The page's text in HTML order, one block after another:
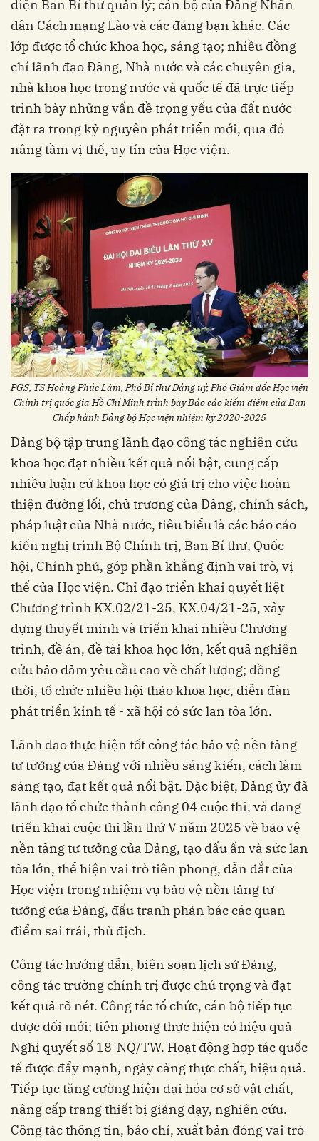
diện Ban Bí thư quản lý; cán bộ của Đảng Nhân
dân Cách mạng Lào và các đảng bạn khác. Các
lớp được tổ chức khoa học, sáng tạo; nhiều đồng
chí lãnh đạo Đảng, Nhà nước và các chuyên gia,
nhà khoa học trong nước và quốc tế đã trực tiếp
trình bày những vấn đề trọng yếu của đất nước
đặt ra trong kỷ nguyên phát triển mới, qua đó
nâng tầm vị thế, uy tín của Học viện.
PGS, TS Hoàng Phúc Lâm, Phó Bí thư Đảng uỷ, Phó Giám đốc Học viện
Chính trị quốc gia Hồ Chí Minh trình bày Báo cáo kiểm điểm của Ban
Chấp hành Đảng bộ Học viện nhiệm kỳ 2020-2025
Đảng bộ tập trung lãnh đạo công tác nghiên cứu
khoa học đạt nhiều kết quả nổi bật, cung cấp
nhiều luận cứ khoa học có giá trị cho việc hoàn
thiện đường lối, chủ trương của Đảng, chính sách,
pháp luật của Nhà nước, tiêu biểu là các báo cáo
kiến nghị trình Bộ Chính trị, Ban Bí thư, Quốc
hội, Chính phủ, góp phần khẳng định vai trò, vị
thế của Học viện. Chỉ đạo triển khai quyết liệt
Chương trình KX.02/21-25, KX.04/21-25, xây
dựng thuyết minh và triển khai nhiều Chương
trình, đề án, đề tài khoa học lớn, kết quả nghiên
cứu bảo đảm yêu cầu cao về chất lượng; đồng
thời, tổ chức nhiều hội thảo khoa học, diễn đàn
phát triển kinh tế - xã hội có sức lan tỏa lớn.
Lãnh đạo thực hiện tốt công tác bảo vệ nền tảng
tư tưởng của Đảng với nhiều sáng kiến, cách làm
sáng tạo, đạt kết quả nổi bật. Đặc biệt, Đảng ủy đã
lãnh đạo tổ chức thành công 04 cuộc thi, và đang
triển khai cuộc thi lần thứ V năm 2025 về bảo vệ
nền tảng tư tưởng của Đảng, tạo dấu ấn và sức lan
tỏa lớn, thể hiện vai trò tiên phong, dẫn dắt của
Học viện trong nhiệm vụ bảo vệ nền tảng tư
tưởng của Đảng, đấu tranh phản bác các quan
điểm sai trái, thù địch.
Công tác hướng dẫn, biên soạn lịch sử Đảng,
công tác trường chính trị được chú trọng và đạt
kết quả rõ nét. Công tác tổ chức, cán bộ tiếp tục
được đổi mới; tiên phong thực hiện có hiệu quả
Nghị quyết số 18-NQ/TW. Hoạt động hợp tác quốc
tế được đẩy mạnh, ngày càng thực chất, hiệu quả.
Tiếp tục tăng cường hiện đại hóa cơ sở vật chất,
nâng cấp trang thiết bị giảng dạy, nghiên cứu.
Công tác thông tin, báo chí, xuất bản đóng vai trò